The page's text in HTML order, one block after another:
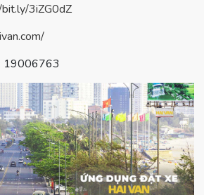
3iZG0dZ
19006763